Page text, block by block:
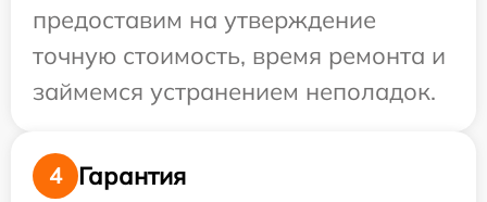
предоставим на утверждение
точную стоимость, время ремонта и
займемся устранением неполадок.
4
Гарантия